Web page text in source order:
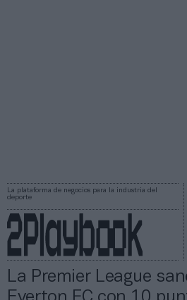
La plataforma de negocios para la industria del
deporte
La Premier League